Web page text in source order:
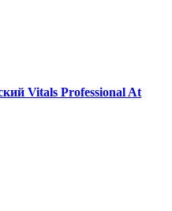
Vitals Professional At